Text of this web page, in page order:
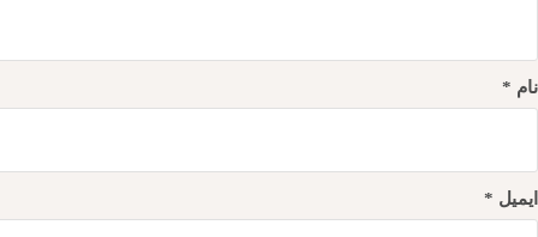
نام *
ایمیل *